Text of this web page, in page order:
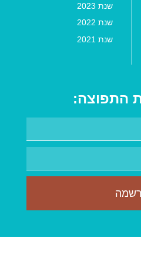
שנת 2023
שנת 2022
שנת 2021
התפוצה: